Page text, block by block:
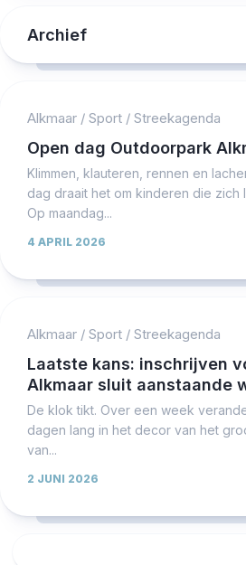
Archief
Alkmaar / Sport / Streekagenda
Open dag Outdoorpark
Klimmen, klauteren, rennen en
dag draait het om kinderen die zich
Op maandag...
4 APRIL 2026
Alkmaar / Sport / Streekagenda
Laatste kans: inschrijven
Alkmaar sluit aanstaande
De klok tikt. Over een week
dagen lang in het decor van het
van...
2 JUNI 2026